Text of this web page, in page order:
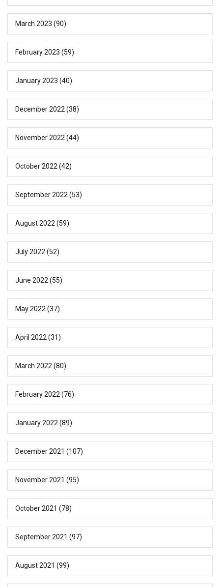
March 2023 (90)
February 2023 (59)
January 2023 (40)
December 2022(38)
November 2022(44)
October 2022(42)
September 2022(53)
August 2022(59)
July 2022(52)
June 2022(55)
May 2022(37)
April 2022(31)
March 2022(80)
February 2022(76)
January 2022(89)
December 2021 (107)
November 2021 (95)
October 2021 (78)
September 2021 (97)
August 2021 (99)